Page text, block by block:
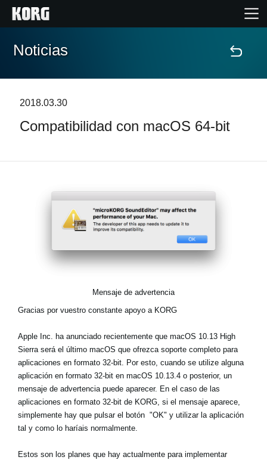
Inicio
Características
Eventos
Soporte
Localizador de Tiendas
Acerca de KORG
Noticias
2018.03.30
Compatibilidad con macOS 64-bit
Mensaje de advertencia
Gracias por vuestro constante apoyo a KORG
Apple Inc. ha anunciado recientemente que macOS 10.13 High
Sierra será el último macOS que ofrezca soporte completo para
aplicaciones en formato 32-bit. Por esto, cuando se utilize alguna
aplicación en formato 32-bit en macOS 10.13.4 o posterior, un
mensaje de advertencia puede aparecer. En el caso de las
aplicaciones en formato 32-bit de KORG, si el mensaje aparece,
simplemente hay que pulsar el botón "OK" y utilizar la aplicación
tal y como lo haríais normalmente.
Estos son los planes que hay actualmente para implementar